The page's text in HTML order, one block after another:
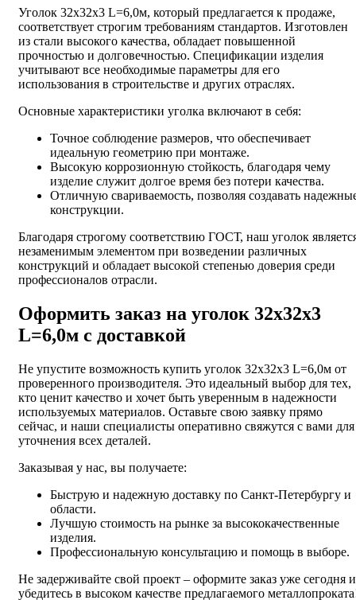
Уголок 32х32х3 L=6,0м, который предлагается к продаже,
соответствует строгим требованиям стандартов. Изготовлен
из стали высокого качества, обладает повышенной
прочностью и долговечностью. Спецификации изделия
учитывают все необходимые параметры для его
использования в строительстве и других отраслях.
Основные характеристики уголка включают в себя:
Точное соблюдение размеров, что обеспечивает
идеальную геометрию при монтаже.
Высокую коррозионную стойкость, благодаря чему
изделие служит долгое время без потери качества.
Отличную свариваемость, позволяя создавать
конструкции.
Благодаря строгому соответствию ГОСТ, наш уголок
незаменимым элементом при возведении различных
конструкций и обладает высокой степенью доверия среди
профессионалов отрасли.
Оформить заказ на уголок 32х32х3
L=6,0м с доставкой
Не упустите возможность купить уголок 32х32х3 L=6,0м от
проверенного производителя. Это идеальный выбор для тех,
кто ценит качество и хочет быть уверенным в надежности
используемых материалов. Оставьте свою заявку прямо
сейчас, и наши специалисты оперативно свяжутся с вами для
уточнения всех деталей.
Заказывая у нас, вы получаете:
Быструю и надежную доставку по Санкт-Петербургу и
области.
Лучшую стоимость на рынке за высококачественные
изделия.
Профессиональную консультацию и помощь в выборе.
Не задерживайте свой проект – оформите заказ уже сегодня и
убедитесь в высоком качестве предлагаемого